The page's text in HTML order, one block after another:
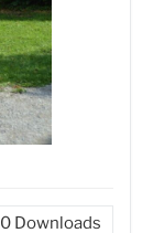
0 Downloads